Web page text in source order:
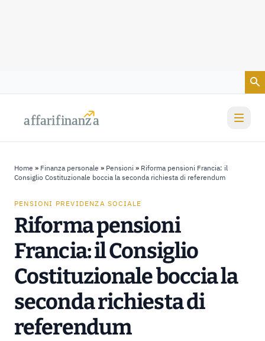
affarifinanza
affarifinanza
Home » Finanza personale » Pensioni » Riforma pensioni Francia: il
Consiglio Costituzionale boccia la seconda richiesta di referendum
PENSIONI PREVIDENZA SOCIALE
Riforma pensioni
Francia: il Consiglio
Costituzionale boccia la
seconda richiesta di
referendum